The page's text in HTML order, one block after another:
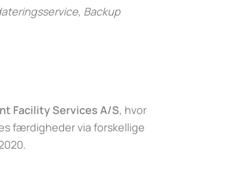
Backup
Facility Services A/S, hvor
færdigheder via forskellige